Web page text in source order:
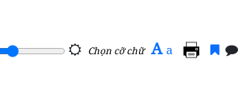
Chọn cỡ chữ A a